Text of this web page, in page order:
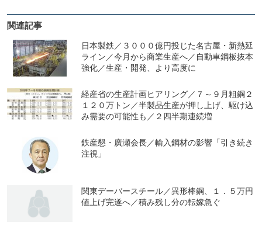
関連記事
日本製鉄／３０００億円投じた名古屋・新熱延
ライン／今月から商業生産へ／自動車鋼板抜本
強化／生産・開発、より高度に
経産省の生産計画ヒアリング／７～９月粗鋼２
１２０万トン／半製品生産が押し上げ、駆け込
み需要の可能性も／２四半期連続増
鉄産懇・廣瀬会長／輸入鋼材の影響「引き続き
注視」
関東デーバースチール／異形棒鋼、１．５万円
値上げ完遂へ／積み残し分の転嫁急ぐ